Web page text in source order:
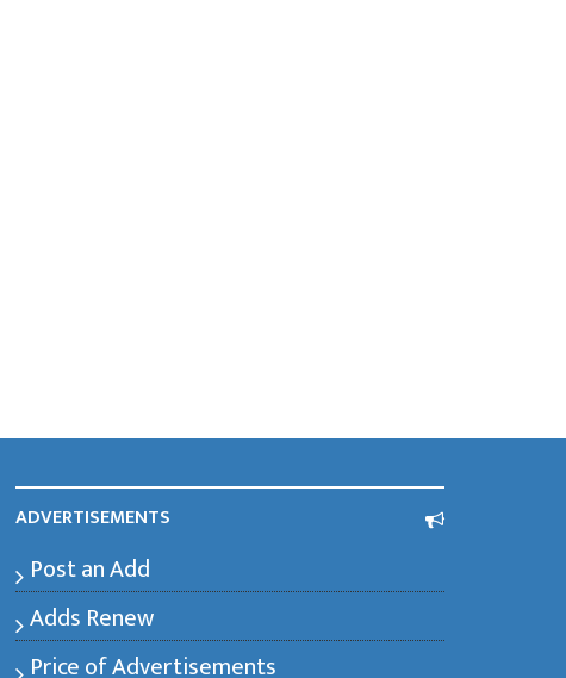
ADVERTISEMENTS
Post an Add
Adds Renew
Price of Advertisements